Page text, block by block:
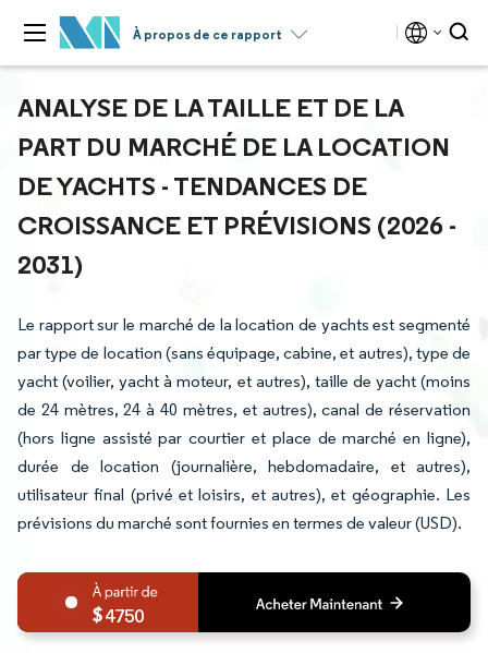
À propos de ce rapport
ANALYSE DE LA TAILLE ET DE LA
PART DU MARCHÉ DE LA LOCATION
DE YACHTS - TENDANCES DE
CROISSANCE ET PRÉVISIONS (2026 -
2031)
Le rapport sur le marché de la location de yachts est segmenté
par type de location (sans équipage, cabine, et autres), type de
yacht (voilier, yacht à moteur, et autres), taille de yacht (moins
de 24 mètres, 24 à 40 mètres, et autres), canal de réservation
(hors ligne assisté par courtier et place de marché en ligne),
durée de location (journalière, hebdomadaire, et autres),
utilisateur final (privé et loisirs, et autres), et géographie. Les
prévisions du marché sont fournies en termes de valeur (USD).
4750